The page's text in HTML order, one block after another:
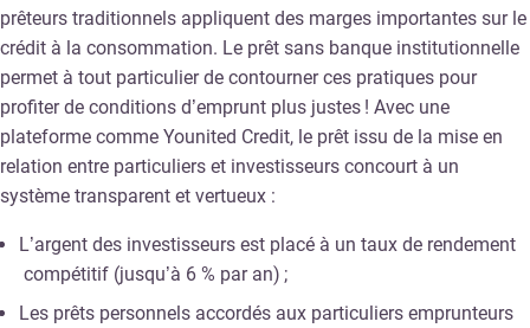
prêteurs traditionnels appliquent des marges importantes sur le
crédit à la consommation. Le prêt sans banque institutionnelle
permet à tout particulier de contourner ces pratiques pour
profiter de conditions d’emprunt plus justes ! Avec une
plateforme comme Younited Credit, le prêt issu de la mise en
relation entre particuliers et investisseurs concourt à un
système transparent et vertueux :
L’argent des investisseurs est placé à un taux de rendement
compétitif (jusqu’à 6 % par an) ;
Les prêts personnels accordés aux particuliers emprunteurs